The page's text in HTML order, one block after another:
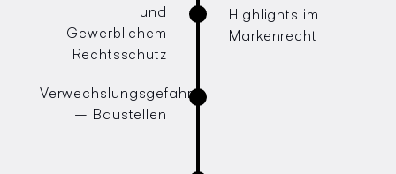
und
Gewerblichem
Rechtsschutz
Highlights im
Markenrecht
Verwechslungsgefahr
– Baustellen